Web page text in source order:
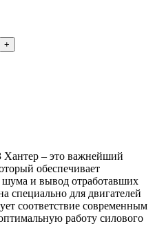
+
Хантер – это важнейший
обеспечивает
и вывод отработавших
специально для двигателей
соответствие современным
работу силового